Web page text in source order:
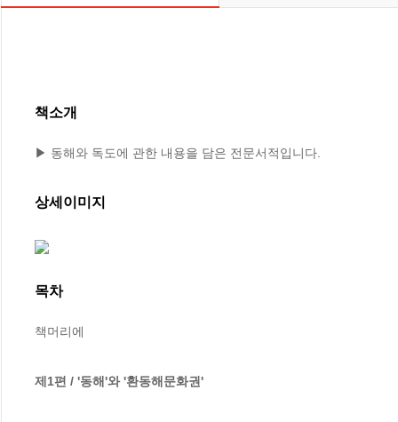
책소개
▶ 동해와 독도에 관한 내용을 담은 전문서적입니다.
상세이미지
목차
책머리에
제1편 / '동해'와 '환동해문화권'